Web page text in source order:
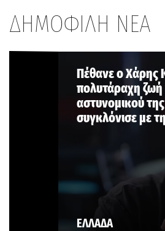
ΔΗΜΟΦΙΛΗ ΝΕΑ
ΕΛΛΑΔΑ
Πέθανε ο Χάρης
πολυτάραχη
αστυνομικού
συγκλόνισε με